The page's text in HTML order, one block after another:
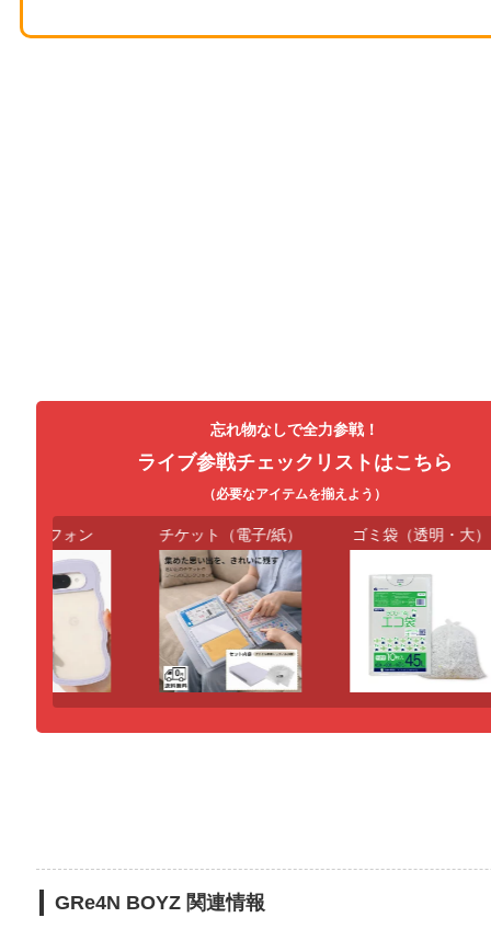
忘れ物なしで全力参戦！
ライブ参戦チェックリストはこちら
（必要なアイテムを揃えよう）
トフォン チケット（電子/紙） ゴミ袋（透明・大）
GRe4N BOYZ 関連情報